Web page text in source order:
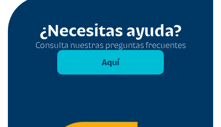
¿Necesitas ayuda?
Consulta nuestras preguntas frecuentes
Aquí